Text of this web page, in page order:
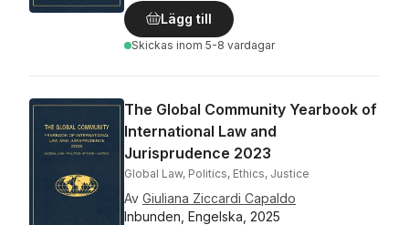
Lägg till
Skickas inom 5-8 vardagar
The Global Community Yearbook of
International Law and
Jurisprudence 2023
Global Law, Politics, Ethics, Justice
Av Giuliana Ziccardi Capaldo
Inbunden, Engelska, 2025